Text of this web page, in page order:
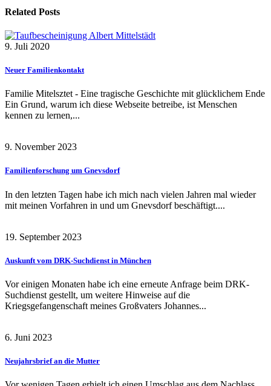
Related Posts
9. Juli 2020
Neuer Familienkontakt
Familie Mitelsztet - Eine tragische Geschichte mit glücklichem Ende
Ein Grund, warum ich diese Webseite betreibe, ist Menschen
kennen zu lernen,...
9. November 2023
Familienforschung um Gnevsdorf
In den letzten Tagen habe ich mich nach vielen Jahren mal wieder
mit meinen Vorfahren in und um Gnevsdorf beschäftigt....
19. September 2023
Auskunft vom DRK-Suchdienst in München
Vor einigen Monaten habe ich eine erneute Anfrage beim DRK-
Suchdienst gestellt, um weitere Hinweise auf die
Kriegsgefangenschaft meines Großvaters Johannes...
6. Juni 2023
Neujahrsbrief an die Mutter